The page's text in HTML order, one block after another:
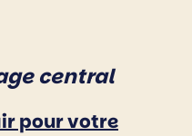
central
pour votre